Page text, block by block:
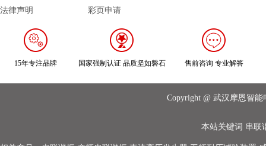
法律声明
彩页申请
15年专注品牌 国家强制认证 品质坚如磐石 售前咨询 专业解答
Copyright @ 武汉摩恩智
本站关键词 串联